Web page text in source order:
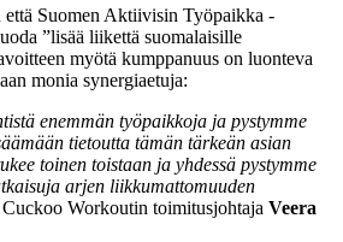
Suomen Aktiivisin Työpaikka -
”lisää liikettä suomalaisille
myötä kumppanuus on luonteva
monia synergiaetuja:
enemmän työpaikkoja ja pystymme
tietoutta tämän tärkeän asian
toinen toistaan ja yhdessä pystymme
arjen liikkumattomuuden
Workoutin toimitusjohtaja Veera